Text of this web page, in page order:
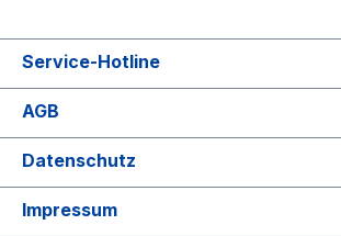
Service-Hotline
AGB
Datenschutz
Impressum